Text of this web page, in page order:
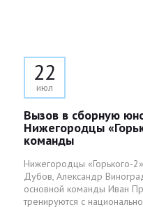
22
июл
Вызов в сборную
Нижегородцы
команды
Нижегородцы «Горького-
Дубов, Александр
основной команды Иван
тренируются с